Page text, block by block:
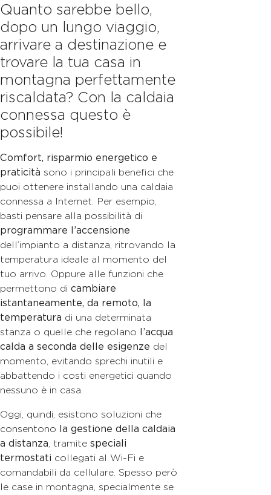
Quanto sarebbe bello,
dopo un lungo viaggio,
arrivare a destinazione e
trovare la tua casa in
montagna perfettamente
riscaldata? Con la caldaia
connessa questo è
possibile!
Comfort, risparmio energetico e
praticità sono i principali benefici che
puoi ottenere installando una caldaia
connessa a Internet. Per esempio,
basti pensare alla possibilità di
programmare l’accensione
dell’impianto a distanza, ritrovando la
temperatura ideale al momento del
tuo arrivo. Oppure alle funzioni che
permettono di cambiare
istantaneamente, da remoto, la
temperatura di una determinata
stanza o quelle che regolano l’acqua
calda a seconda delle esigenze del
momento, evitando sprechi inutili e
abbattendo i costi energetici quando
nessuno è in casa.
Oggi, quindi, esistono soluzioni che
consentono la gestione della caldaia
a distanza, tramite speciali
termostati collegati al Wi-Fi e
comandabili da cellulare. Spesso però
le case in montagna, specialmente se